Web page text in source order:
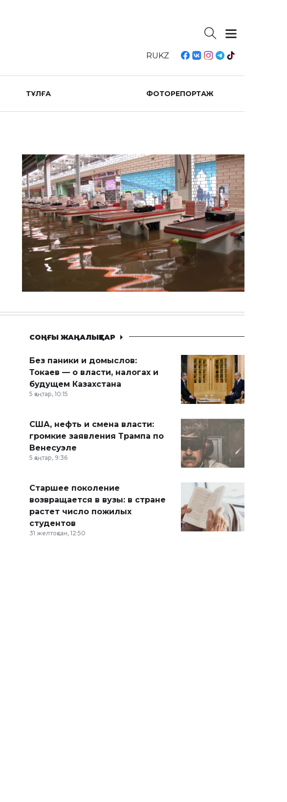
RUKZ
ТҰЛҒА ФОТОРЕПОРТАЖ
СОҢҒЫ ЖАҢАЛЫҚТАР
Без паники и домыслов:
Токаев — о власти, налогах и
будущем Казахстана
5 қаңтар, 10:15
США, нефть и смена власти:
громкие заявления Трампа по
Венесуэле
5 қаңтар, 9:36
Старшее поколение
возвращается в вузы: в стране
растет число пожилых
студентов
31 желтоқсан, 12:50